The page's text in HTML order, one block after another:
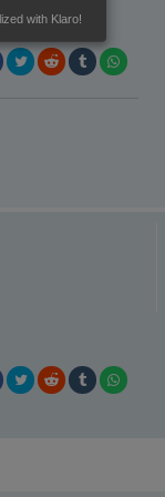
with Klaro!